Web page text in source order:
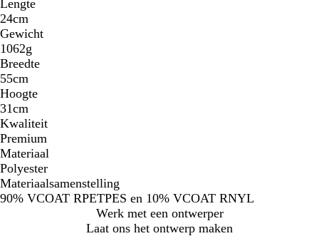
Lengte
24cm
Gewicht
1062g
Breedte
55cm
Hoogte
31cm
Kwaliteit
Premium
Materiaal
Polyester
Materiaalsamenstelling
90% VCOAT RPETPES en 10% VCOAT RNYL
Werk met een ontwerper
Laat ons het ontwerp maken